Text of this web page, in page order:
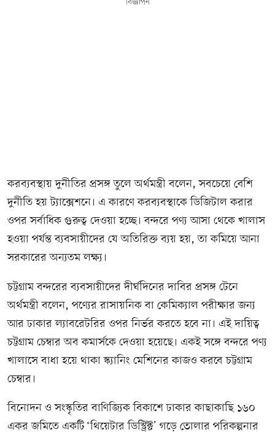
বিজ্ঞাপন
করব্যবস্থায় দুর্নীতির প্রসঙ্গ তুলে অর্থমন্ত্রী বলেন, সবচেয়ে বেশি
দুর্নীতি হয় ট্যাক্সেশনে। এ কারণে করব্যবস্থাকে ডিজিটাল করার
ওপর সর্বাধিক গুরুত্ব দেওয়া হচ্ছে। বন্দরে পণ্য আসা থেকে খালাস
হওয়া পর্যন্ত ব্যবসায়ীদের যে অতিরিক্ত ব্যয় হয়, তা কমিয়ে আনা
সরকারের অন্যতম লক্ষ্য।
চট্টগ্রাম বন্দরের ব্যবসায়ীদের দীর্ঘদিনের দাবির প্রসঙ্গ টেনে
অর্থমন্ত্রী বলেন, পণ্যের রাসায়নিক বা কেমিক্যাল পরীক্ষার জন্য
আর ঢাকার ল্যাবরেটরির ওপর নির্ভর করতে হবে না। এই দায়িত্ব
চট্টগ্রাম চেম্বার অব কমার্সকে দেওয়া হয়েছে। একই সঙ্গে বন্দরে পণ্য
খালাসে বাধা হয়ে থাকা স্ক্যানিং মেশিনের কাজও করবে চট্টগ্রাম
চেম্বার।
বিনোদন ও সংস্কৃতির বাণিজ্যিক বিকাশে ঢাকার কাছাকাছি ১৬০
একর জমিতে একটি ‘থিয়েটার ডিস্ট্রিক্ট’ গড়ে তোলার পরিকল্পনার